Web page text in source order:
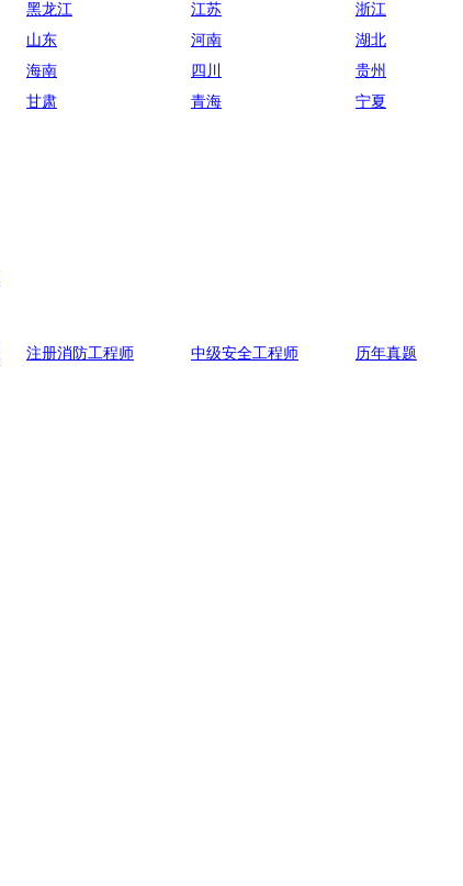
黑龙江 江苏
浙江
山东 河南
湖北
海南 四川
贵州
甘肃 青海
宁夏
注册消防工程师 中级安全工程师
历年真题